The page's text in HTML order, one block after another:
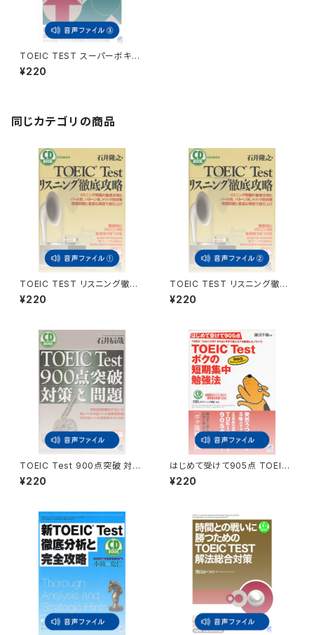
TOEIC TEST スーパーボキャ
ブラリービルディング 付属音
声3
¥220
同じカテゴリの商品
TOEIC TEST リスニング徹底
攻略 付属音声1
¥220
TOEIC TEST リスニング徹底
攻略 付属音声2
¥220
TOEIC Test 900点突破 対策
と問題 付属音声
¥220
はじめて受けて905点 TOEIC
Test ボクの短期集中勉強法
付属音声
¥220